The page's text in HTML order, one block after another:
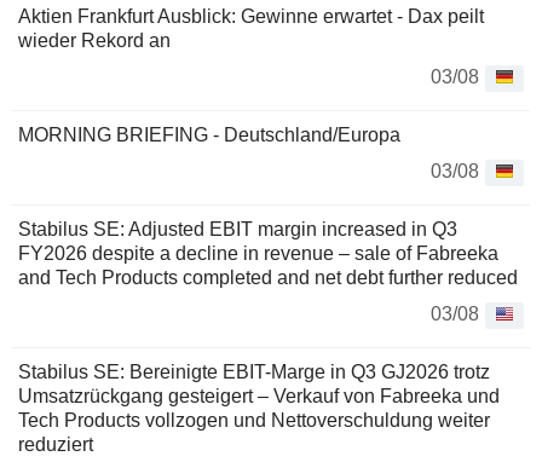
Aktien Frankfurt Ausblick: Gewinne erwartet - Dax peilt
wieder Rekord an
03/08
MORNING BRIEFING - Deutschland/Europa
03/08
Stabilus SE: Adjusted EBIT margin increased in Q3
FY2026 despite a decline in revenue – sale of Fabreeka
and Tech Products completed and net debt further reduced
03/08
Stabilus SE: Bereinigte EBIT-Marge in Q3 GJ2026 trotz
Umsatzrückgang gesteigert – Verkauf von Fabreeka und
Tech Products vollzogen und Nettoverschuldung weiter
reduziert